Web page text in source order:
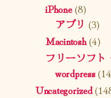
iPhone(8)
アプリ (3)
Macintosh(4)
フリーソフト
wordpress
Uncategorized